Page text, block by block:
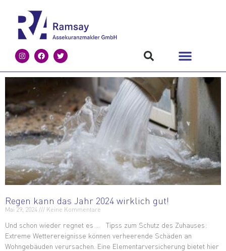
Regen kann das Jahr 2024 wirklich gut!
Mai 29, 2024 Keine Kommentare
Und schon wieder regnet es … Tipss zum Schutz des Zuhauses:
Extreme Wetterereignisse können verheerende Schäden an
Wohngebäuden verursachen. Eine Elementarversicherung bietet hier